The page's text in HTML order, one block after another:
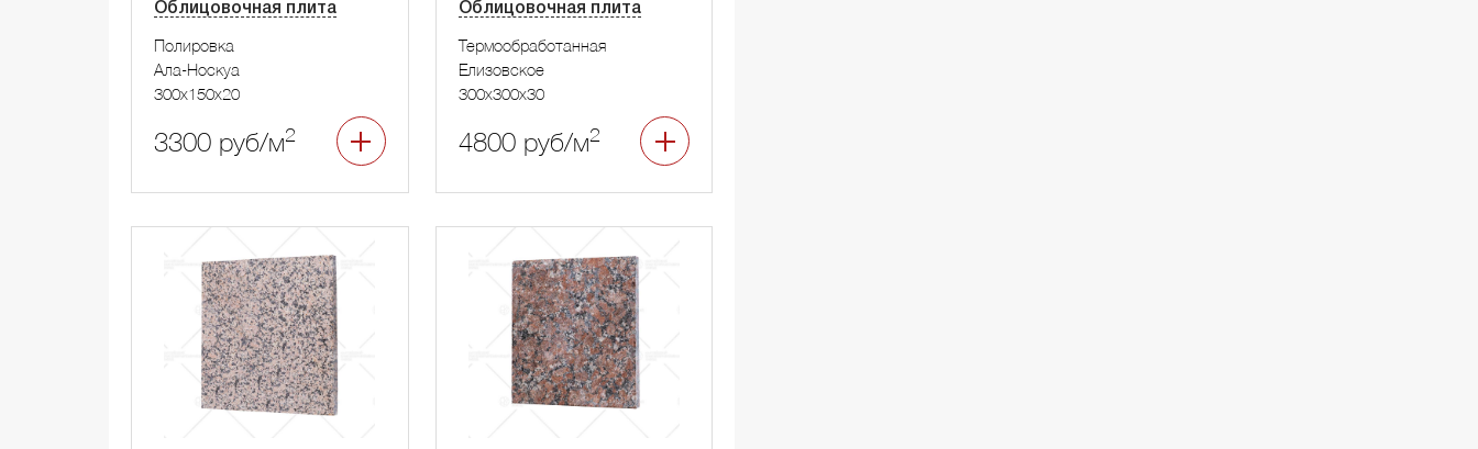
Облицовочная плита
Полировка
Ала-Носкуа
300x150x20
3300 руб/м2
Облицовочная плита
Термообработанная
Елизовское
300x300x30
4800 руб/м2